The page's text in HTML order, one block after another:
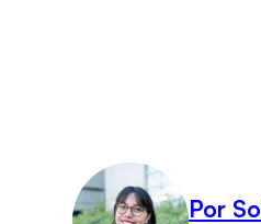
Por